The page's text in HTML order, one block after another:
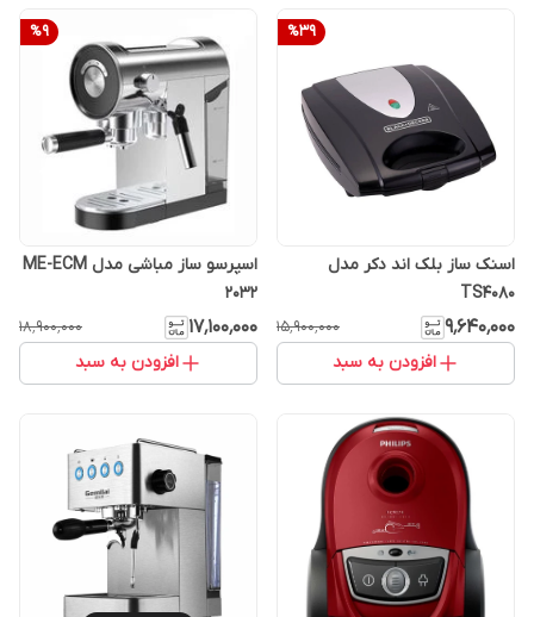
%39
اسنک ساز بلک اند دکر مدل
TS4080
۹٬۶۴۰٬۰۰۰ ۱۵٬۹۰۰٬۰۰۰
افزودن به سبد
%9
اسپرسو ساز مباشی مدل ME-ECM
2032
۱۷٬۱۰۰٬۰۰۰ ۱۸٬۹۰۰٬۰۰۰
افزودن به سبد